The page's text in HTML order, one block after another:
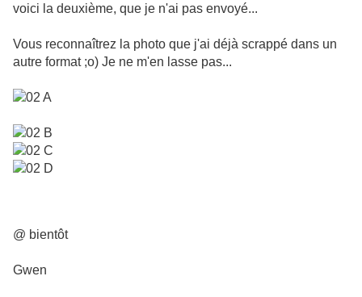
voici la deuxième, que je n'ai pas envoyé...
Vous reconnaîtrez la photo que j'ai déjà scrappé dans un
autre format ;o) Je ne m'en lasse pas...
@ bientôt
Gwen